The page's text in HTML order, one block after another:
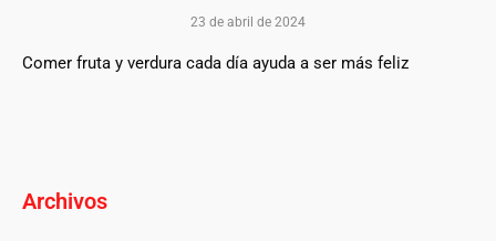
23 de abril de 2024
Comer fruta y verdura cada día ayuda a ser más feliz
Archivos